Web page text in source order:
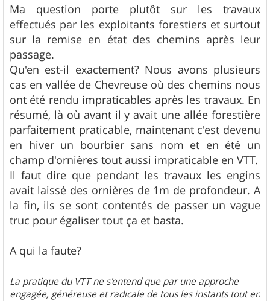
Ma question porte plutôt sur les travaux
effectués par les exploitants forestiers et surtout
sur la remise en état des chemins après leur
passage.
Qu'en est-il exactement? Nous avons plusieurs
cas en vallée de Chevreuse où des chemins nous
ont été rendu impraticables après les travaux. En
résumé, là où avant il y avait une allée forestière
parfaitement praticable, maintenant c'est devenu
en hiver un bourbier sans nom et en été un
champ d'ornières tout aussi impraticable en VTT.
Il faut dire que pendant les travaux les engins
avait laissé des ornières de 1m de profondeur. A
la fin, ils se sont contentés de passer un vague
truc pour égaliser tout ça et basta.
A qui la faute?
La pratique du VTT ne s'entend que par une approche
engagée, généreuse et radicale de tous les instants tout en